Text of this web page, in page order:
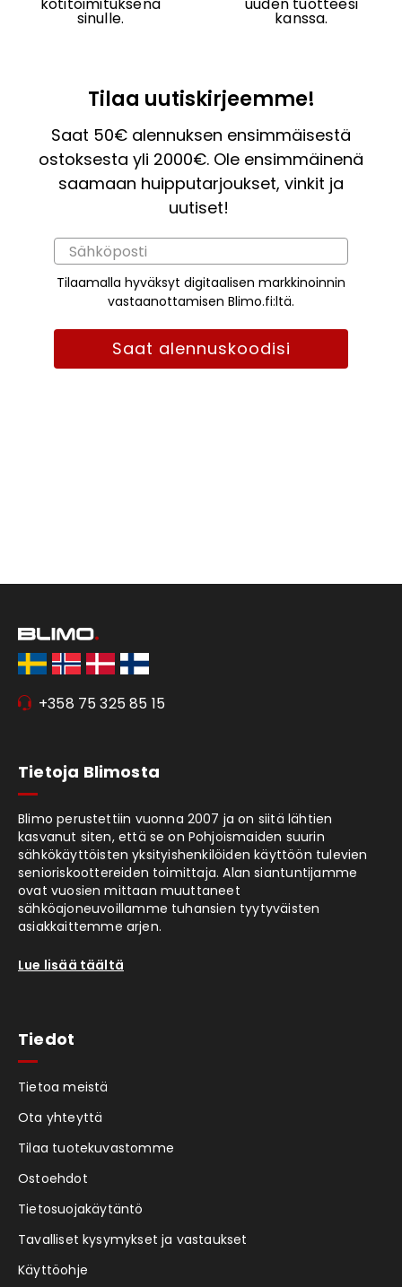
kotitoimituksena
sinulle.
uuden tuotteesi
kanssa.
Tilaa uutiskirjeemme!
Saat 50€ alennuksen ensimmäisestä
ostoksesta yli 2000€. Ole ensimmäinenä
saamaan huipputarjoukset, vinkit ja
uutiset!
Tilaamalla hyväksyt digitaalisen markkinoinnin
vastaanottamisen Blimo.fi:ltä.
Saat alennuskoodisi
+358 75 325 85 15
Tietoja Blimosta
Blimo perustettiin vuonna 2007 ja on siitä lähtien
kasvanut siten, että se on Pohjoismaiden suurin
sähkökäyttöisten yksityishenkilöiden käyttöön tulevien
senioriskoottereiden toimittaja. Alan siantuntijamme
ovat vuosien mittaan muuttaneet
sähköajoneuvoillamme tuhansien tyytyväisten
asiakkaittemme arjen.
Lue lisää täältä
Tiedot
Tietoa meistä
Ota yhteyttä
Tilaa tuotekuvastomme
Ostoehdot
Tietosuojakäytäntö
Tavalliset kysymykset ja vastaukset
Käyttöohje